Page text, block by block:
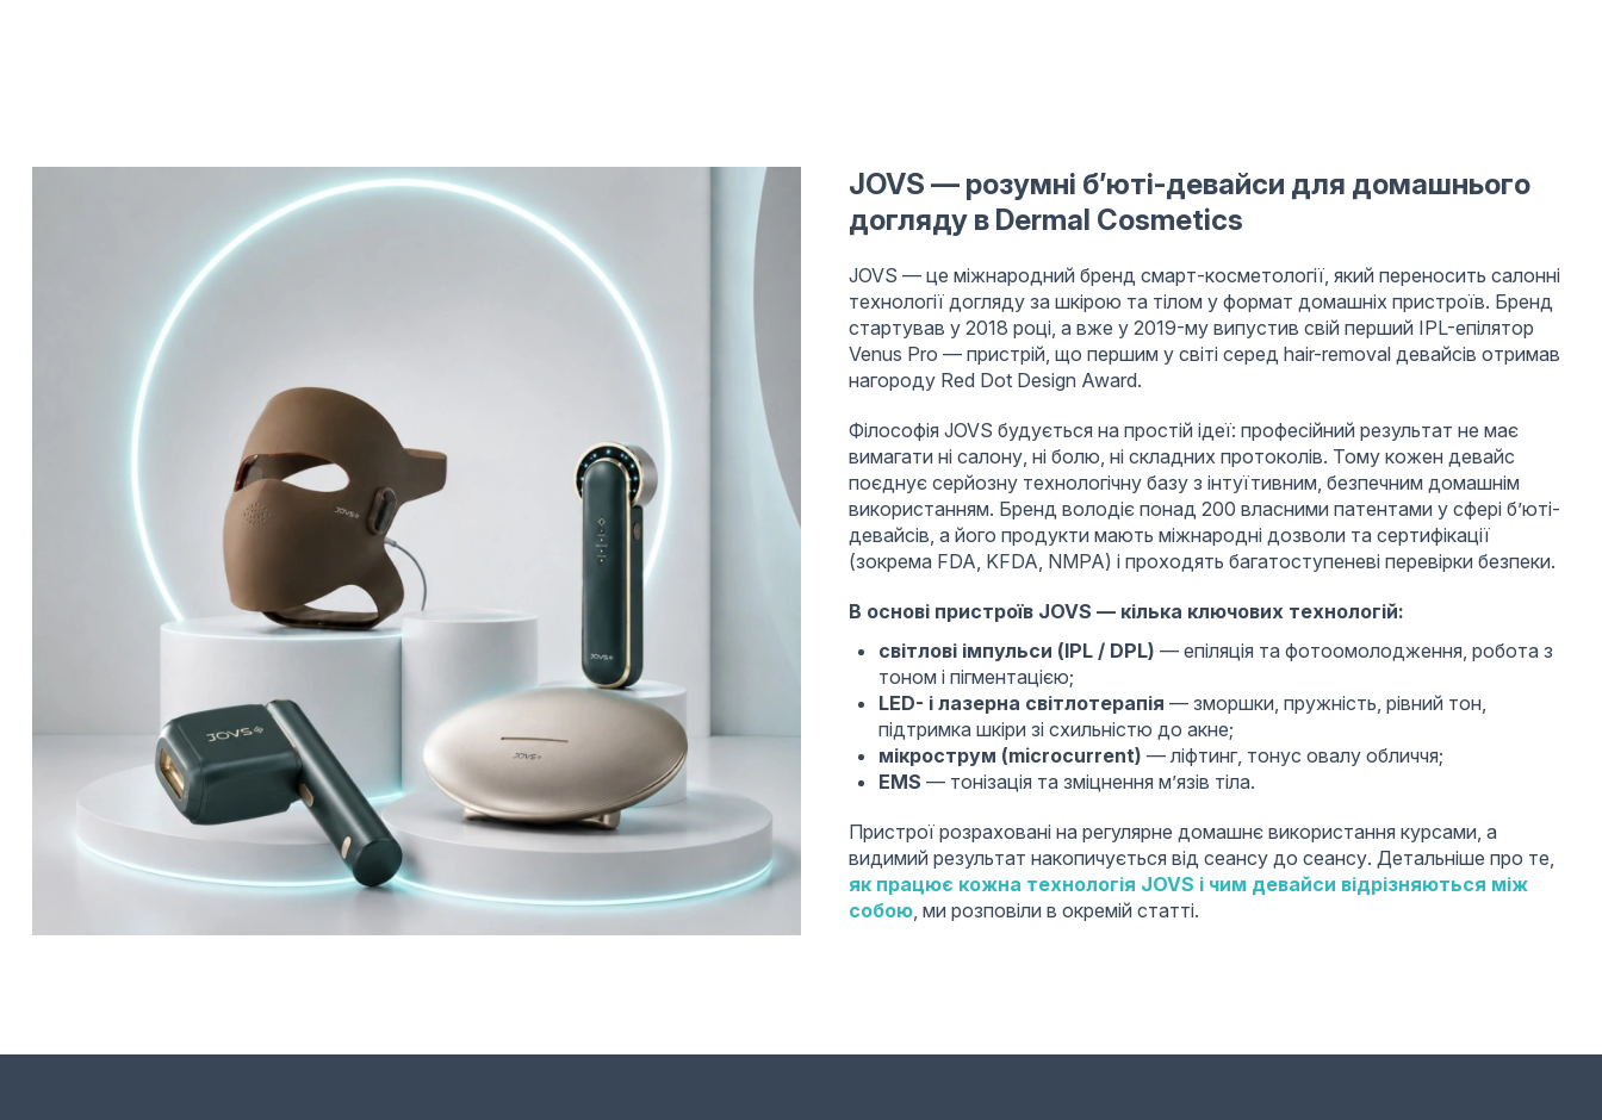
JOVS — розумні б’юті-девайси для домашнього
догляду в Dermal Cosmetics
JOVS — це міжнародний бренд смарт-косметології, який переносить салонні
технології догляду за шкірою та тілом у формат домашніх пристроїв. Бренд
стартував у 2018 році, а вже у 2019-му випустив свій перший IPL-епілятор
Venus Pro — пристрій, що першим у світі серед hair-removal девайсів отримав
нагороду Red Dot Design Award.
Філософія JOVS будується на простій ідеї: професійний результат не має
вимагати ні салону, ні болю, ні складних протоколів. Тому кожен девайс
поєднує серйозну технологічну базу з інтуїтивним, безпечним домашнім
використанням. Бренд володіє понад 200 власними патентами у сфері б’юті-
девайсів, а його продукти мають міжнародні дозволи та сертифікації
(зокрема FDA, KFDA, NMPA) і проходять багатоступеневі перевірки безпеки.
В основі пристроїв JOVS — кілька ключових технологій:
світлові імпульси (IPL / DPL) — епіляція та фотоомолодження, робота з
тоном і пігментацією;
LED- і лазерна світлотерапія — зморшки, пружність, рівний тон,
підтримка шкіри зі схильністю до акне;
мікрострум (microcurrent) — ліфтинг, тонус овалу обличчя;
EMS — тонізація та зміцнення м’язів тіла.
Пристрої розраховані на регулярне домашнє використання курсами, а
видимий результат накопичується від сеансу до сеансу. Детальніше про те,
як працює кожна технологія JOVS і чим девайси відрізняються між
собою, ми розповіли в окремій статті.